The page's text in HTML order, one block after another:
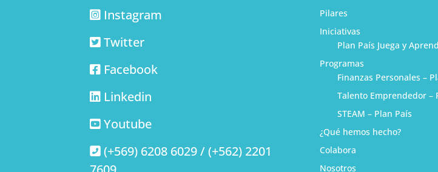
Instagram
Twitter
Facebook
Linkedin
Youtube
(+569) 6208 6029 / (+562) 2201
Pilares
Iniciativas
Plan País Juega y
Programas
Finanzas Personales –
Talento Emprendedor –
STEAM – Plan País
¿Qué hemos hecho?
Colabora
Nosotros